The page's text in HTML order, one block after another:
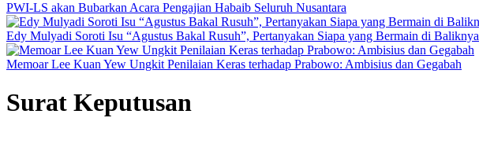
PWI-LS akan Bubarkan Acara Pengajian Habaib Seluruh Nusantara
Edy Mulyadi Soroti Isu “Agustus Bakal Rusuh”, Pertanyakan Siapa yang Bermain di Baliknya
Memoar Lee Kuan Yew Ungkit Penilaian Keras terhadap Prabowo: Ambisius dan Gegabah
Surat Keputusan